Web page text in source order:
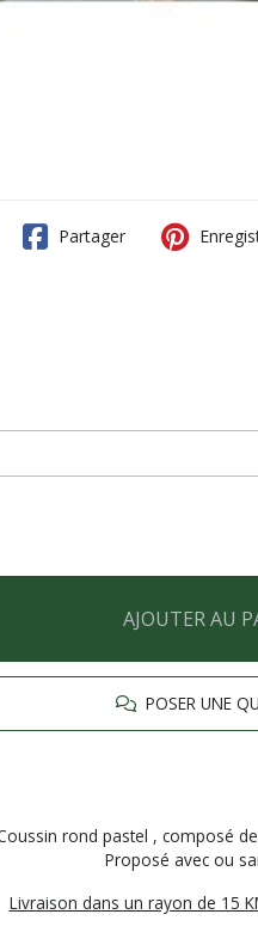
Partager
AJOUTER AU
POSER UNE
rond pastel , composé
Proposé avec ou
Livraison dans un rayon de 15